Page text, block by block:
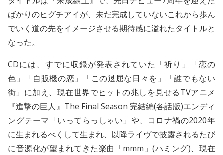
ばかりのヒグチアイが、未だ完成していないこれから歩ん
でいく道の先をイメージさせる期待感に溢れたタイトルと
なった。
CDには、すでに収録が発表されていた「祈り」「恋の
色」「自販機の恋」「この退屈な日々を」「誰でもない
街」に加え、現在世界でヒットの兆しを見せるTVアニメ
『進撃の巨人』The Final Season 完結編(各話版)エンディ
ングテーマ「いってらっしゃい」や、コロナ禍の2020年
に生まれるべくして生まれ、以降ライヴで披露されるたび
に音源化が望まれてきた楽曲「mmm」(ハミング)、現在